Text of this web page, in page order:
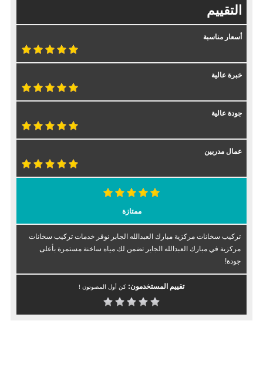
التقييم
أسعار مناسبة
خبرة عالية
جودة عالية
عمال مدربين
ممتازة
تركيب سخانات مركزية مبارك العبدالله الجابر نوفر خدمات تركيب سخانات
مركزية في مبارك العبدالله الجابر تضمن لك مياه ساخنة مستمرة بأعلى
جودة!
تقييم المستخدمون: كن أول المصوتون !